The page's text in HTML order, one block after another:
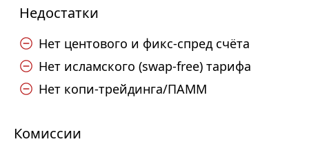
Недостатки
Нет центового и фикс-спред счёта
Нет исламского (swap-free) тарифа
Нет копи-трейдинга/ПАММ
Комиссии